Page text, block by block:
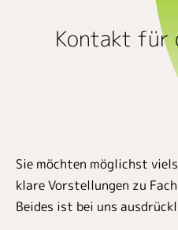
Kontakt für
Sie möchten möglichst
klare Vorstellungen zu
Beides ist bei uns